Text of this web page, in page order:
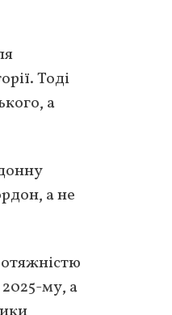
Тоді
а
а не
му, а